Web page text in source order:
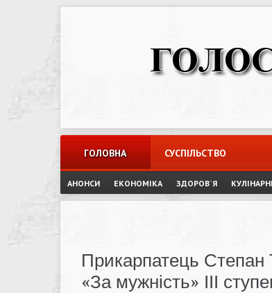
ГОЛОВНА СУСПІЛЬСТВО
АНОНСИ ЕКОНОМІКА ЗДОРОВ`Я
Прикарпатець Степан
«За мужність» ІІІ